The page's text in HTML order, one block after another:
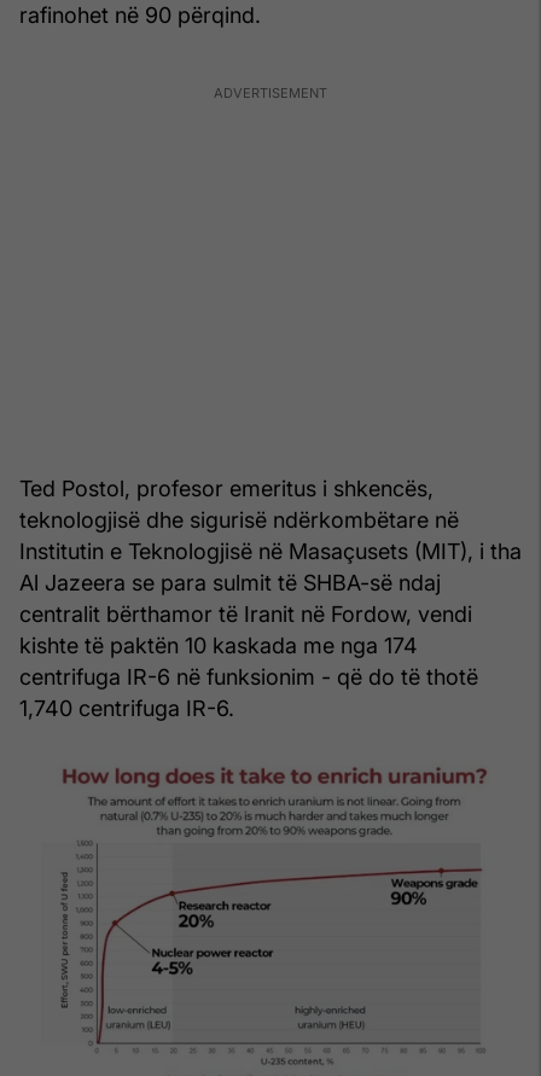
rafinohet në 90 përqind.
Ted Postol, profesor emeritus i shkencës,
teknologjisë dhe sigurisë ndërkombëtare në
Institutin e Teknologjisë në Masaçusets (MIT), i tha
Al Jazeera se para sulmit të SHBA-së ndaj
centralit bërthamor të Iranit në Fordow, vendi
kishte të paktën 10 kaskada me nga 174
centrifuga IR-6 në funksionim - që do të thotë
1,740 centrifuga IR-6.